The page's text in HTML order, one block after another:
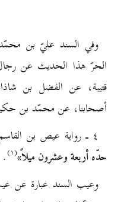
وفي السند عليّ بن
الحرّ هذا الحديث عن
قتيبة، عن الفضل بن
أصحابنا، عن محمّد بن
٤ ـ رواية عيص بن القاسم عن أبي عبدالله قال:
حدّه أربعة وعشرون ميلاً»(۱) .
وعيب السند عبارة عن